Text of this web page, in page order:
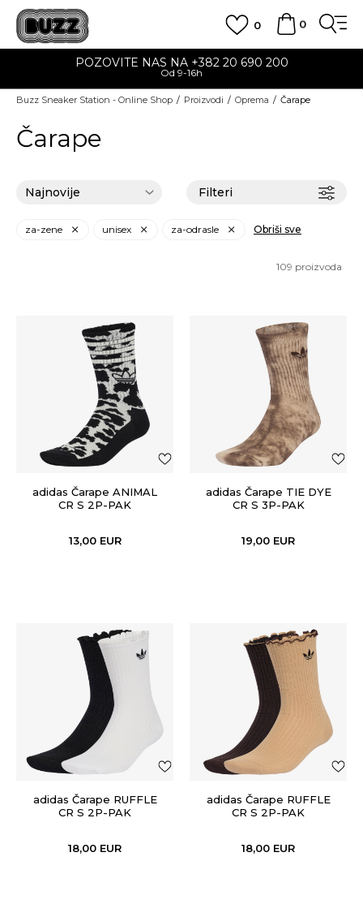
0
0
POZOVITE NAS NA +382 20 690 200
Od 9-16h
Buzz Sneaker Station - Online Shop Proizvodi Oprema Čarape
Čarape
Filteri
za-zene unisex za-odrasle Obriši sve
109 proizvoda
adidas Čarape ANIMAL
CR S 2P-PAK
13,00 EUR
adidas Čarape TIE DYE
CR S 3P-PAK
19,00 EUR
adidas Čarape RUFFLE
CR S 2P-PAK
18,00 EUR
adidas Čarape RUFFLE
CR S 2P-PAK
18,00 EUR